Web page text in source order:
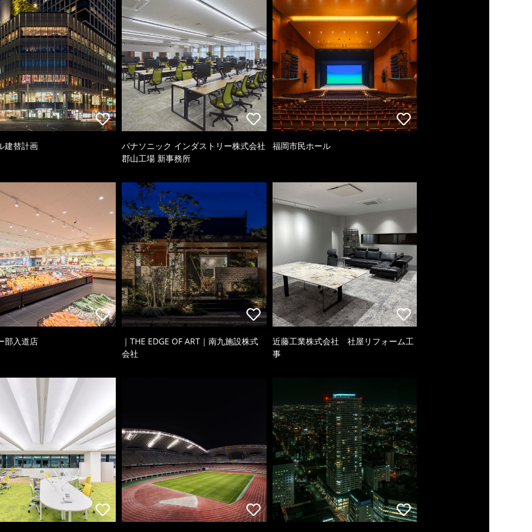
建替計画
パナソニック インダストリー株式会社
郡山工場 新事務所
福岡市民ホール
部入道店
｜THE EDGE OF ART｜南九施設株式
会社
近藤工業株式会社 社屋リフォーム工
事